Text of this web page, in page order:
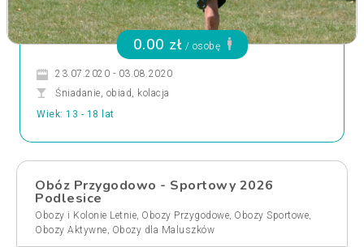
0.00 zł / osobę
23.07.2020 - 03.08.2020
Śniadanie, obiad, kolacja
Wiek: 13 - 18 lat
Obóz Przygodowo - Sportowy 2026
Podlesice
Obozy i Kolonie Letnie, Obozy Przygodowe, Obozy Sportowe,
Obozy Aktywne, Obozy dla Maluszków